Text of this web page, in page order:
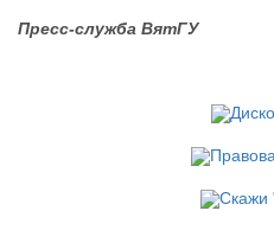
Пресс-служба ВятГУ